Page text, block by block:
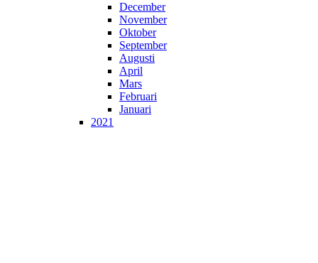
December
November
Oktober
September
Augusti
April
Mars
Februari
Januari
2021